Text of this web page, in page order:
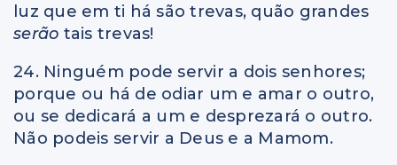
luz que em ti há são trevas, quão grandes
serão tais trevas!
24. Ninguém pode servir a dois senhores;
porque ou há de odiar um e amar o outro,
ou se dedicará a um e desprezará o outro.
Não podeis servir a Deus e a Mamom.